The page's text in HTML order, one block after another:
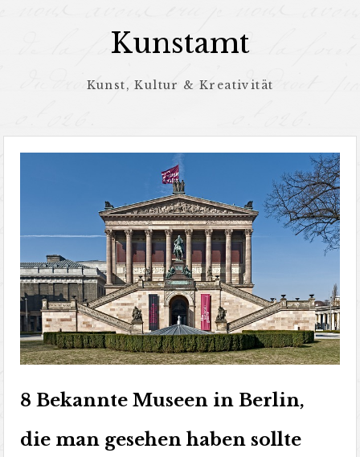
Kunstamt
Kunst, Kultur & Kreativität
8 Bekannte Museen in Berlin,
die man gesehen haben sollte